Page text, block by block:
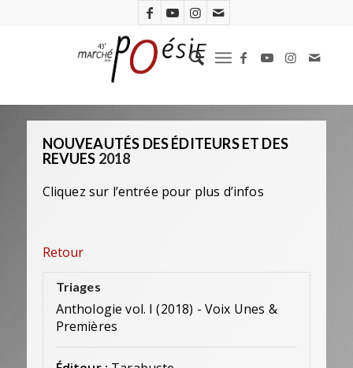
NOUVEAUTÉS DES ÉDITEURS ET DES
REVUES 2018
Cliquez sur l’entrée pour plus d’infos
Retour
Triages
Anthologie vol. I (2018) - Voix Unes &
Premières